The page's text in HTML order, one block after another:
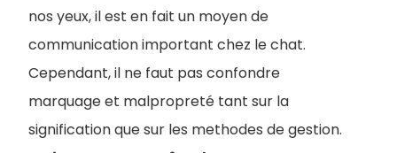
nos yeux, il est en fait un moyen de
communication important chez le chat.
Cependant, il ne faut pas confondre
marquage et malpropreté tant sur la
signification que sur les methodes de gestion.